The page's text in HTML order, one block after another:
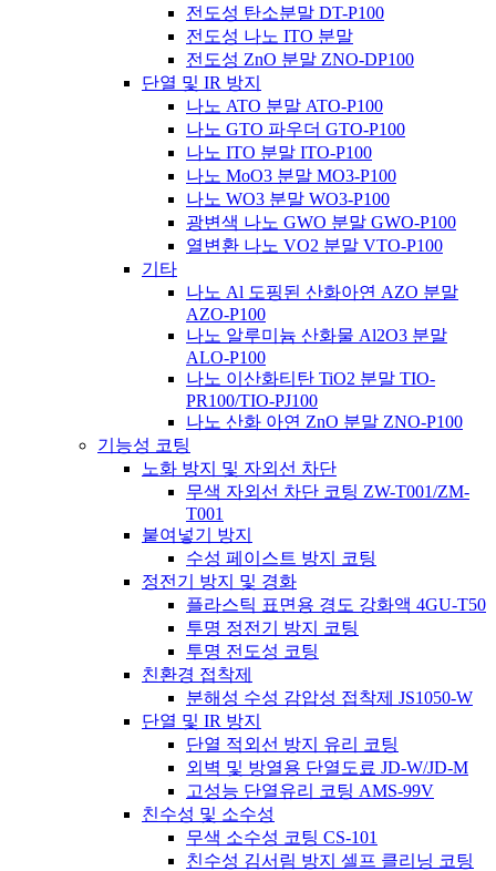
전도성 탄소분말 DT-P100
전도성 나노 ITO 분말
전도성 ZnO 분말 ZNO-DP100
단열 및 IR 방지
나노 ATO 분말 ATO-P100
나노 GTO 파우더 GTO-P100
나노 ITO 분말 ITO-P100
나노 MoO3 분말 MO3-P100
나노 WO3 분말 WO3-P100
광변색 나노 GWO 분말 GWO-P100
열변환 나노 VO2 분말 VTO-P100
기타
나노 Al 도핑된 산화아연 AZO 분말
AZO-P100
나노 알루미늄 산화물 Al2O3 분말
ALO-P100
나노 이산화티탄 TiO2 분말 TIO-
PR100/TIO-PJ100
나노 산화 아연 ZnO 분말 ZNO-P100
기능성 코팅
노화 방지 및 자외선 차단
무색 자외선 차단 코팅 ZW-T001/ZM-
T001
붙여넣기 방지
수성 페이스트 방지 코팅
정전기 방지 및 경화
플라스틱 표면용 경도 강화액 4GU-T50
투명 정전기 방지 코팅
투명 전도성 코팅
친환경 접착제
분해성 수성 감압성 접착제 JS1050-W
단열 및 IR 방지
단열 적외선 방지 유리 코팅
외벽 및 방열용 단열도료 JD-W/JD-M
고성능 단열유리 코팅 AMS-99V
친수성 및 소수성
무색 소수성 코팅 CS-101
친수성 김서림 방지 셀프 클리닝 코팅